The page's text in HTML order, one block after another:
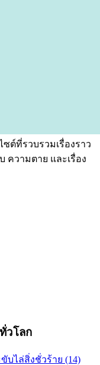
ต์ที่รวบรวมเรื่องราว
ความตาย และเรื่อง
วโลก
บไล่สิ่งชั่วร้าย (14)